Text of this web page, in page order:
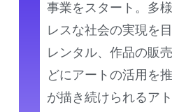
事業をスタート。多
レスな社会の実現を
レンタル、作品の販
どにアートの活用を
が描き続けられるア